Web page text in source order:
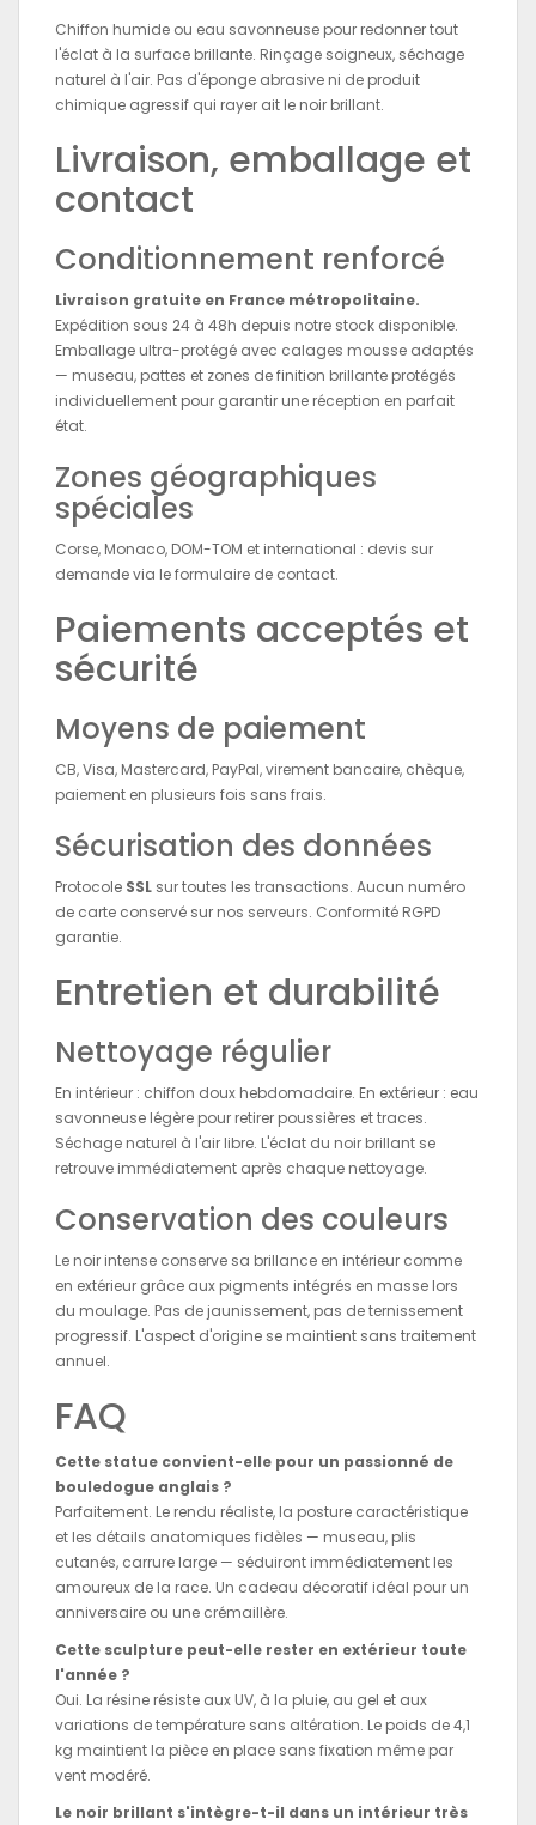
Chiffon humide ou eau savonneuse pour redonner tout
l'éclat à la surface brillante. Rinçage soigneux, séchage
naturel à l'air. Pas d'éponge abrasive ni de produit
chimique agressif qui rayer ait le noir brillant.
Livraison, emballage et
contact
Conditionnement renforcé
Livraison gratuite en France métropolitaine.
Expédition sous 24 à 48h depuis notre stock disponible.
Emballage ultra-protégé avec calages mousse adaptés
— museau, pattes et zones de finition brillante protégés
individuellement pour garantir une réception en parfait
état.
Zones géographiques
spéciales
Corse, Monaco, DOM-TOM et international : devis sur
demande via le formulaire de contact.
Paiements acceptés et
sécurité
Moyens de paiement
CB, Visa, Mastercard, PayPal, virement bancaire, chèque,
paiement en plusieurs fois sans frais.
Sécurisation des données
Protocole SSL sur toutes les transactions. Aucun numéro
de carte conservé sur nos serveurs. Conformité RGPD
garantie.
Entretien et durabilité
Nettoyage régulier
En intérieur : chiffon doux hebdomadaire. En extérieur : eau
savonneuse légère pour retirer poussières et traces.
Séchage naturel à l'air libre. L'éclat du noir brillant se
retrouve immédiatement après chaque nettoyage.
Conservation des couleurs
Le noir intense conserve sa brillance en intérieur comme
en extérieur grâce aux pigments intégrés en masse lors
du moulage. Pas de jaunissement, pas de ternissement
progressif. L'aspect d'origine se maintient sans traitement
annuel.
FAQ
Cette statue convient-elle pour un passionné de
bouledogue anglais ?
Parfaitement. Le rendu réaliste, la posture caractéristique
et les détails anatomiques fidèles — museau, plis
cutanés, carrure large — séduiront immédiatement les
amoureux de la race. Un cadeau décoratif idéal pour un
anniversaire ou une crémaillère.
Cette sculpture peut-elle rester en extérieur toute
l'année ?
Oui. La résine résiste aux UV, à la pluie, au gel et aux
variations de température sans altération. Le poids de 4,1
kg maintient la pièce en place sans fixation même par
vent modéré.
Le noir brillant s'intègre-t-il dans un intérieur très